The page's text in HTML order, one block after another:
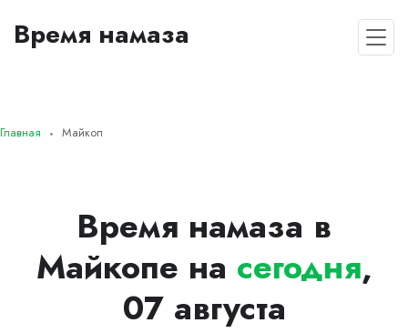
Время намаза
Главная Майкоп
Время намаза в
Майкопе на сегодня,
07 августа